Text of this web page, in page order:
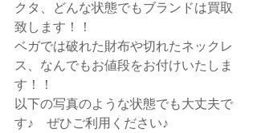
クタ、どんな状態でもブランドは買取
致します！！
ベガでは破れた財布や切れたネックレ
ス、なんでもお値段をお付けいたしま
す！！
以下の写真のような状態でも大丈夫で
す♪　ぜひご利用ください♪